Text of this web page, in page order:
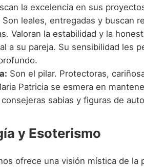
la excelencia en sus
Son leales, entregadas y buscan
Valoran la estabilidad y la
a su pareja. Su sensibilidad les
Son el pilar. Protectoras,
Patricia se esmera en
sabias y figuras de
y Esoterismo
ofrece una visión mística de la